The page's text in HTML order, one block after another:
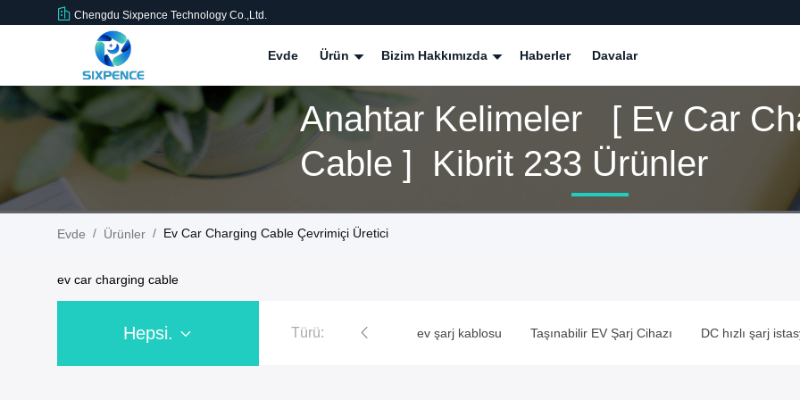
Chengdu Sixpence Technology Co.,Ltd.
Evde Ürün Bizim Hakkımızda Haberler Davalar
Anahtar Kelimeler [ Ev Car
Cable ] Kibrit 233 Ürünler
Evde / Ürünler / Ev Car Charging Cable Çevrimiçi Üretici
ev car charging cable
Hepsi. Türü:
Ev ev şarj istasyonu EV Şarj Yığını ev şarj kablosu Taşınabilir EV Şarj Cihazı DC hızlı şarj